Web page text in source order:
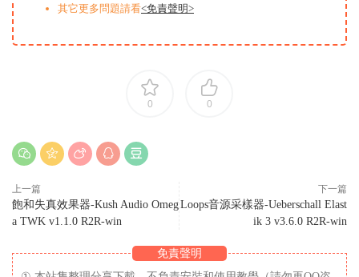
其它更多問題請看<免責聲明>
0 0
上一篇
飽和失真效果器-Kush Audio Omeg
a TWK v1.1.0 R2R-win
下一篇
Loops音源采樣器-Ueberschall Elast
ik 3 v3.6.0 R2R-win
免責聲明